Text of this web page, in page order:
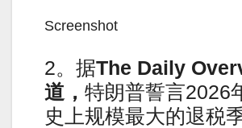
Screenshot
2。据The Daily
道， 特朗普誓言2026
史上规模最大的退税季